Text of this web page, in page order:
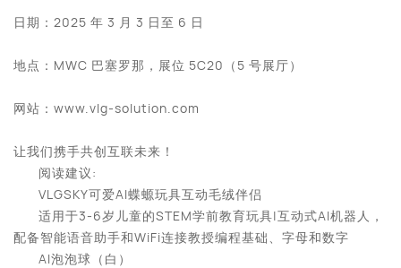
日期：2025 年 3 月 3 日至 6 日
地点：MWC 巴塞罗那，展位 5C20（5 号展厅）
网站：www.vlg-solution.com
让我们携手共创互联未来！
阅读建议:
VLGSKY可爱AI蝶螈玩具互动毛绒伴侣
适用于3-6岁儿童的STEM学前教育玩具|互动式AI机器人，
配备智能语音助手和WiFi连接教授编程基础、字母和数字
AI泡泡球（白）